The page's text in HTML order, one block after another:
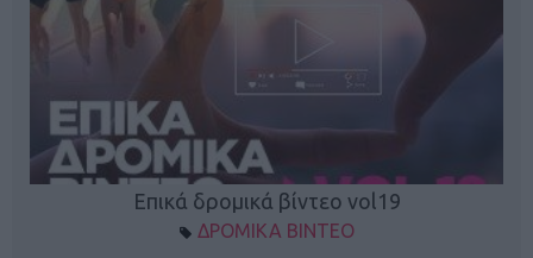
Επικά δρομικά βίντεο vol19
ΔΡΟΜΙΚΑ ΒΙΝΤΕΟ